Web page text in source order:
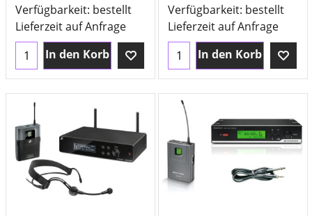
Verfügbarkeit: bestellt
Lieferzeit auf Anfrage
In den Korb
Verfügbarkeit: bestellt
Lieferzeit auf Anfrage
In den Korb